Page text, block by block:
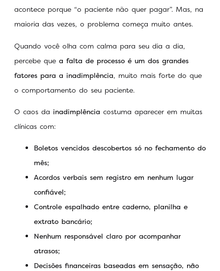
acontece porque “o paciente não quer pagar”. Mas, na
maioria das vezes, o problema começa muito antes.
Quando você olha com calma para seu dia a dia,
percebe que a falta de processo é um dos grandes
fatores para a inadimplência, muito mais forte do que
o comportamento do seu paciente.
O caos da inadimplência costuma aparecer em muitas
clínicas com:
Boletos vencidos descobertos só no fechamento do
mês;
Acordos verbais sem registro em nenhum lugar
confiável;
Controle espalhado entre caderno, planilha e
extrato bancário;
Nenhum responsável claro por acompanhar
atrasos;
Decisões financeiras baseadas em sensação, não